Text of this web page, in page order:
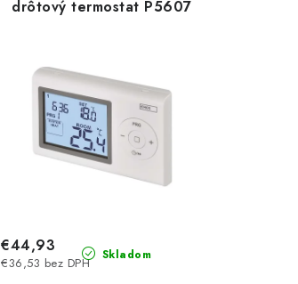
drôtový termostat P5607
Skladom
€36,53 bez DPH
€44,93